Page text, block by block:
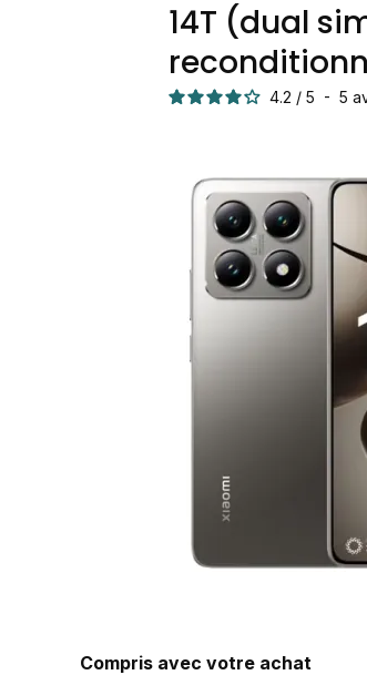
14T (dual
4.2 / 5 - 5
Compris avec votre achat